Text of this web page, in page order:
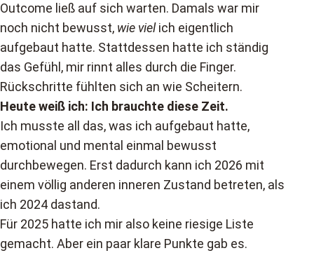
Outcome ließ auf sich warten. Damals war mir
noch nicht bewusst, wie vielich eigentlich
aufgebaut hatte. Stattdessen hatte ich ständig
das Gefühl, mir rinnt alles durch die Finger.
Rückschritte fühlten sich an wie Scheitern.
Heute weiß ich: Ich brauchte diese Zeit.
Ich musste all das, was ich aufgebaut hatte,
emotional und mental einmal bewusst
durchbewegen. Erst dadurch kann ich 2026 mit
einem völlig anderen inneren Zustand betreten, als
ich 2024 dastand.
Für 2025 hatte ich mir also keine riesige Liste
gemacht. Aber ein paar klare Punkte gab es.